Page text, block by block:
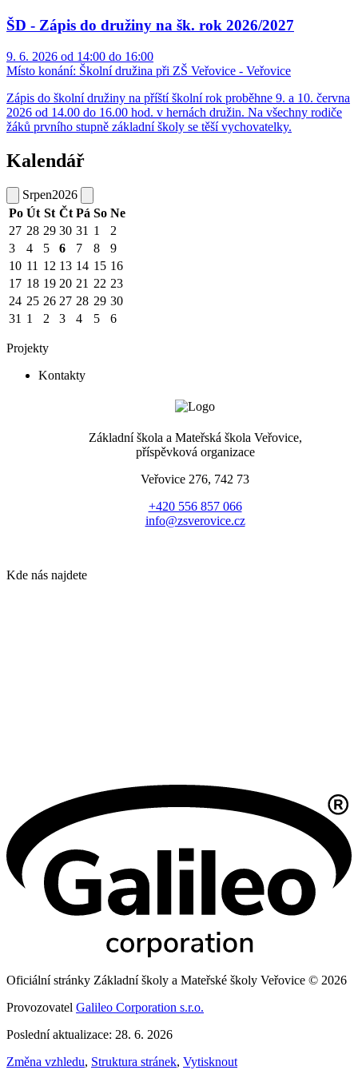
ŠD - Zápis do družiny na šk. rok 2026/2027
9. 6. 2026 od 14:00 do 16:00
Místo konání: Školní družina při ZŠ Veřovice - Veřovice
Zápis do školní družiny na příští školní rok proběhne 9. a 10. června
2026 od 14.00 do 16.00 hod. v hernách družin. Na všechny rodiče
žáků prvního stupně základní školy se těší vychovatelky.
Kalendář
Srpen2026
Po Út St Čt Pá So Ne
27 28 29 30 31 1
2
3
4 5 6 7 8
9
10 11 12 13 14 15 16
17 18 19 20 21 22 23
24 25 26 27 28 29 30
31 1 2 3 4 5 6
Projekty
Kontakty
Základní škola a Mateřská škola Veřovice,
příspěvková organizace
Veřovice 276, 742 73
+420 556 857 066
info@zsverovice.cz
Kde nás najdete
Oficiální stránky Základní školy a Mateřské školy Veřovice © 2026
Provozovatel Galileo Corporation s.r.o.
Poslední aktualizace: 28. 6. 2026
Změna vzhledu, Struktura stránek, Vytisknout